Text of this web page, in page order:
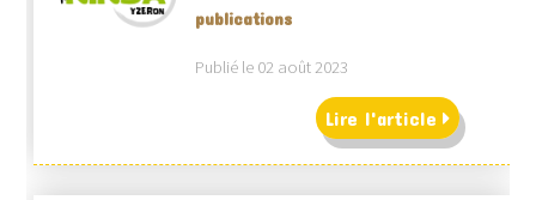
publications
Publié le 02 août 2023
Lire l'article